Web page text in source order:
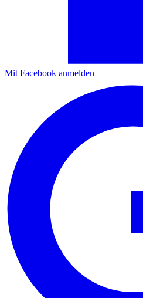
Mit Facebook anmelden